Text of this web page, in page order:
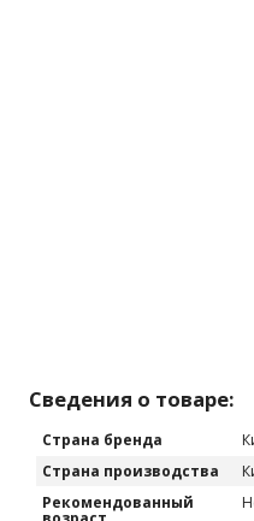
Сведения о товаре:
Страна бренда
Страна производства
Рекомендованный